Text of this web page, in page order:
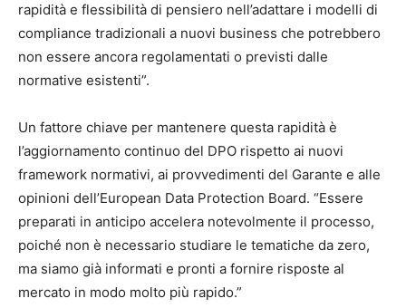
rapidità e flessibilità di pensiero nell’adattare i modelli di
compliance tradizionali a nuovi business che potrebbero
non essere ancora regolamentati o previsti dalle
normative esistenti”.
Un fattore chiave per mantenere questa rapidità è
l’aggiornamento continuo del DPO rispetto ai nuovi
framework normativi, ai provvedimenti del Garante e alle
opinioni dell’European Data Protection Board. “Essere
preparati in anticipo accelera notevolmente il processo,
poiché non è necessario studiare le tematiche da zero,
ma siamo già informati e pronti a fornire risposte al
mercato in modo molto più rapido.”